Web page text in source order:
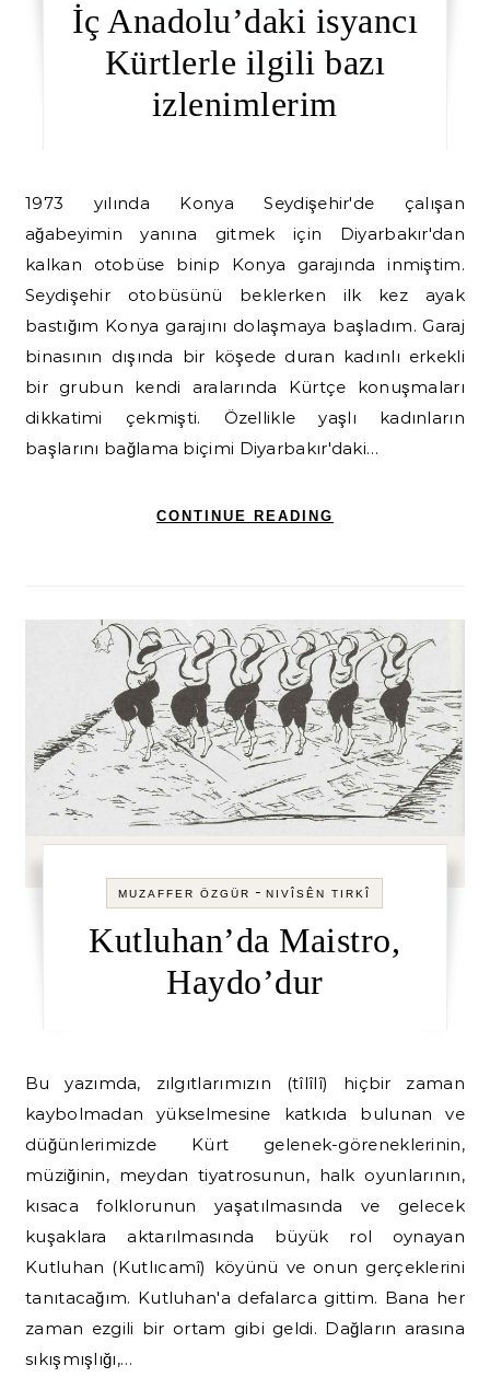
İç Anadolu’daki isyancı
Kürtlerle ilgili bazı
izlenimlerim
1973 yılında Konya Seydişehir'de çalışan
ağabeyimin yanına gitmek için Diyarbakır'dan
kalkan otobüse binip Konya garajında inmiştim.
Seydişehir otobüsünü beklerken ilk kez ayak
bastığım Konya garajını dolaşmaya başladım. Garaj
binasının dışında bir köşede duran kadınlı erkekli
bir grubun kendi aralarında Kürtçe konuşmaları
dikkatimi çekmişti. Özellikle yaşlı kadınların
başlarını bağlama biçimi Diyarbakır'daki…
CONTINUE READING
MUZAFFER ÖZGÜR -NIVÎSÊN TIRKÎ
Kutluhan’da Maistro,
Haydo’dur
Bu yazımda, zılgıtlarımızın (tîlîlî) hiçbir zaman
kaybolmadan yükselmesine katkıda bulunan ve
düğünlerimizde Kürt gelenek-göreneklerinin,
müziğinin, meydan tiyatrosunun, halk oyunlarının,
kısaca folklorunun yaşatılmasında ve gelecek
kuşaklara aktarılmasında büyük rol oynayan
Kutluhan (Kutlıcamî) köyünü ve onun gerçeklerini
tanıtacağım. Kutluhan'a defalarca gittim. Bana her
zaman ezgili bir ortam gibi geldi. Dağların arasına
sıkışmışlığı,…